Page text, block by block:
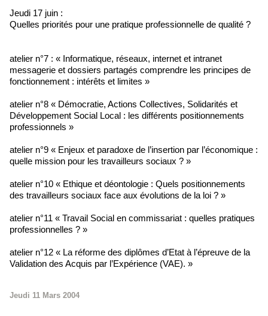
Jeudi 17 juin :
Quelles priorités pour une pratique professionnelle de qualité ?
atelier n°7 : « Informatique, réseaux, internet et intranet
messagerie et dossiers partagés comprendre les principes de
fonctionnement : intérêts et limites »
atelier n°8 « Démocratie, Actions Collectives, Solidarités et
Développement Social Local : les différents positionnements
professionnels »
atelier n°9 « Enjeux et paradoxe de l’insertion par l’économique :
quelle mission pour les travailleurs sociaux ? »
atelier n°10 « Ethique et déontologie : Quels positionnements
des travailleurs sociaux face aux évolutions de la loi ? »
atelier n°11 « Travail Social en commissariat : quelles pratiques
professionnelles ? »
atelier n°12 « La réforme des diplômes d’Etat à l’épreuve de la
Validation des Acquis par l’Expérience (VAE). »
Jeudi 11 Mars 2004